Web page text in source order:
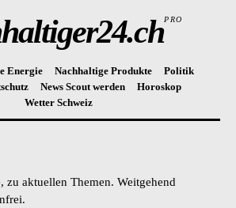
PRO
Energie Nachhaltige Produkte
Politik
News Scout werden
Horoskop
Wetter Schweiz
zu aktuellen Themen. Weitgehend